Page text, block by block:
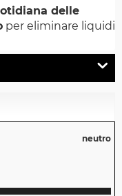
delle
per eliminare liquidi
neutro